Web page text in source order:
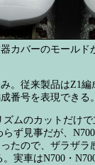
カバーのモールド
。従来製品はZ1
番号を表現できる。
ズムのカットだけ
らず見事だが、
たので、ザラザラ
実車はN700・